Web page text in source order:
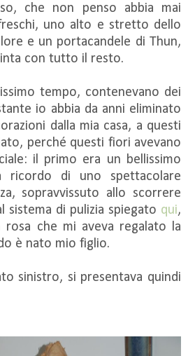
che non penso abbia mai
uno alto e stretto dello
e un portacandele di Thun,
con tutto il resto.
tempo, contenevano dei
io abbia da anni eliminato
dalla mia casa, a questi
perché questi fiori avevano
il primo era un bellissimo
ricordo di uno spettacolare
sopravvissuto allo scorrere
sistema di pulizia spiegato qui,
rosa che mi aveva regalato la
è nato mio figlio.
sinistro, si presentava quindi